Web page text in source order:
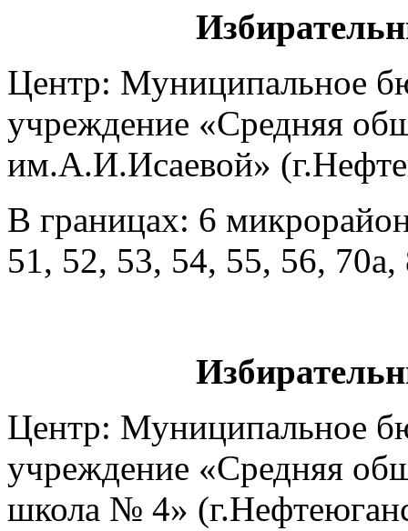
Центр: Муниципальное
учреждение «Средняя
им.А.И.Исаевой»
В границах: 6
51, 52, 53, 54, 55, 56, 70а,
Центр: Муниципальное
учреждение «Средняя
школа № 4»